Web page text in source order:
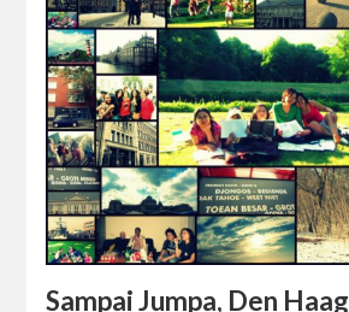
Sampai Jumpa, Den Haag